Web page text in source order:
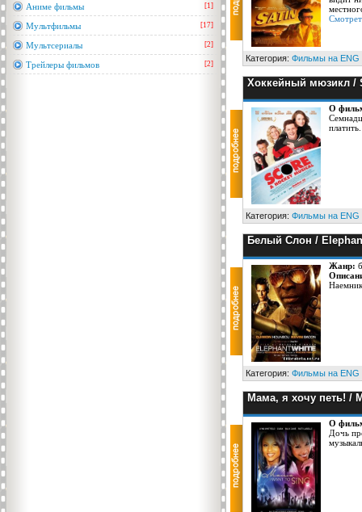
Аниме фильмы [1]
Мультфильмы [17]
Мультсериалы [2]
Трейлеры фильмов [2]
Категория: Фильмы на ENG
Хоккейный мюзикл /
О
платить.
Категория: Фильмы на ENG
Белый Слон /
Жанр:
Категория: Фильмы на ENG
Мама, я хочу петь! /
О
Дочь